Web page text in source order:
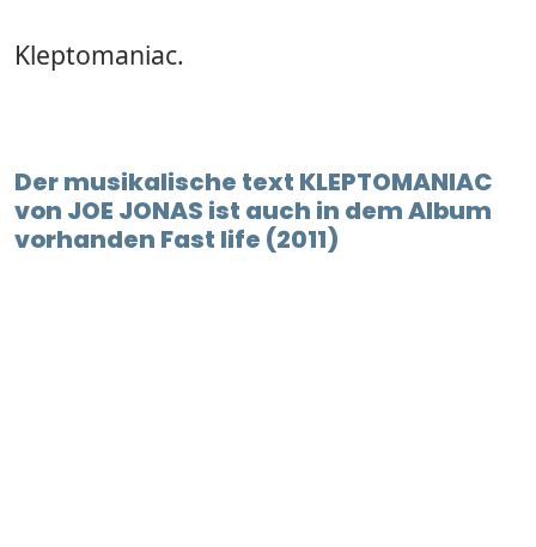
Kleptomaniac.
Der musikalische text KLEPTOMANIAC
von JOE JONAS ist auch in dem Album
vorhanden Fast life (2011)